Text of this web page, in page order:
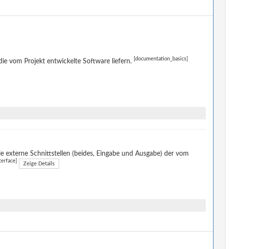
vom Projekt entwickelte Software liefern. [documentation_basics]
Schnittstellen (beides, Eingabe und Ausgabe) der vom
Zeige Details